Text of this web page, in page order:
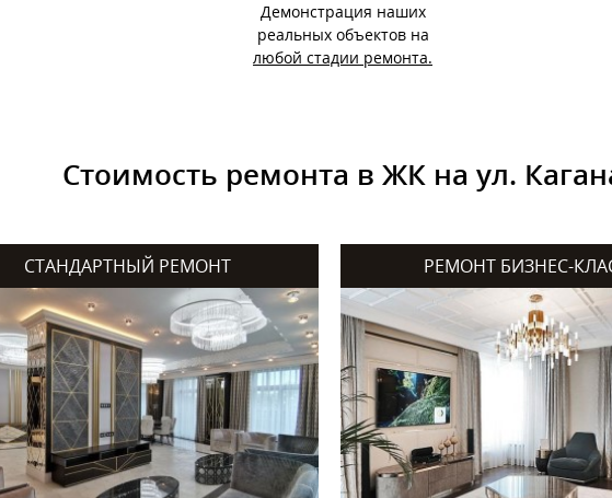
Демонстрация наших
реальных объектов на
любой стадии ремонта.
Стоимость ремонта в ЖК на ул.
СТАНДАРТНЫЙ РЕМОНТ РЕМОНТ БИЗНЕС-